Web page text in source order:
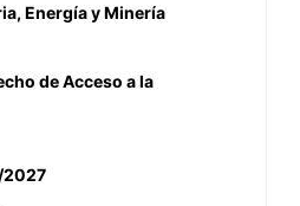
Energía y Minería
de Acceso a la